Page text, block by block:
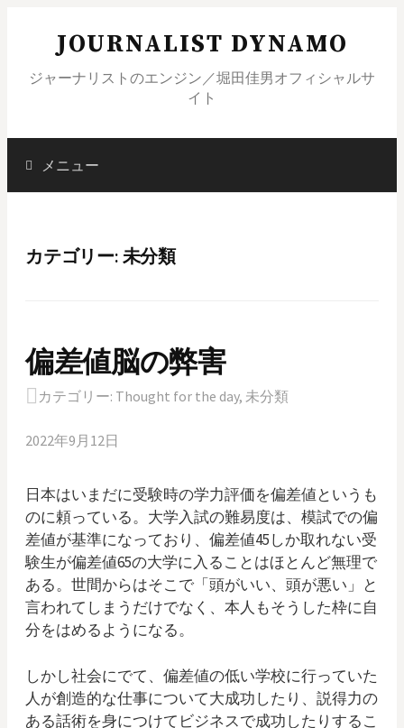
ッ
JOURNALIST DYNAMO
ジャーナリストのエンジン／堀田佳男オフィシャルサ
イト
メニュー
カテゴリー: 未分類
偏差値脳の弊害
カテゴリー: Thought for the day, 未分類
2022年9月12日
日本はいまだに受験時の学力評価を偏差値というも
のに頼っている。大学入試の難易度は、模試での偏
差値が基準になっており、偏差値45しか取れない受
験生が偏差値65の大学に入ることはほとんど無理で
ある。世間からはそこで「頭がいい、頭が悪い」と
言われてしまうだけでなく、本人もそうした枠に自
分をはめるようになる。
しかし社会にでて、偏差値の低い学校に行っていた
人が創造的な仕事について大成功したり、説得力の
ある話術を身につけてビジネスで成功したりするこ